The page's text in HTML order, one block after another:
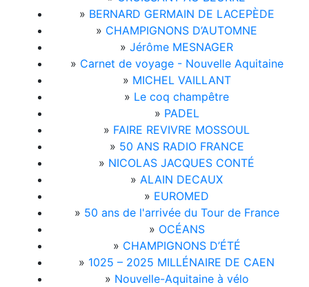
» BERNARD GERMAIN DE LACEPÈDE
» CHAMPIGNONS D’AUTOMNE
» Jérôme MESNAGER
» Carnet de voyage - Nouvelle Aquitaine
» MICHEL VAILLANT
» Le coq champêtre
» PADEL
» FAIRE REVIVRE MOSSOUL
» 50 ANS RADIO FRANCE
» NICOLAS JACQUES CONTÉ
» ALAIN DECAUX
» EUROMED
» 50 ans de l'arrivée du Tour de France
» OCÉANS
» CHAMPIGNONS D’ÉTÉ
» 1025 – 2025 MILLÉNAIRE DE CAEN
» Nouvelle-Aquitaine à vélo